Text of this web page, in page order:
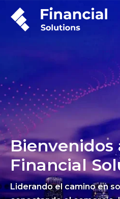
Bienvenidos
Financial
Liderando el camino en